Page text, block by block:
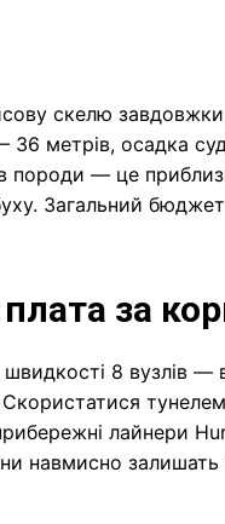
скелю
метрів, осадка
породи — це
Загальний
за
8 вузлів
лайнери
навмисно